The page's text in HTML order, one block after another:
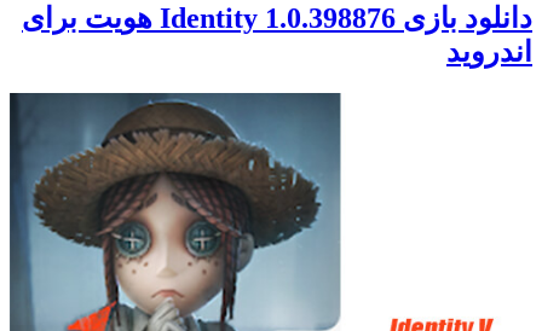
دانلود بازی Identity 1.0.398876 هویت برای
اندروید